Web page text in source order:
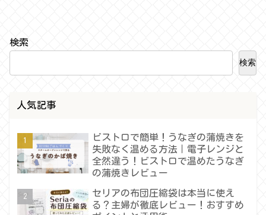
検索
検索
人気記事
ビストロで簡単！うなぎの蒲焼きを
失敗なく温める方法｜電子レンジと
全然違う！ビストロで温めたうなぎ
の蒲焼きレビュー
セリアの布団圧縮袋は本当に使え
る？主婦が徹底レビュー！おすすめ